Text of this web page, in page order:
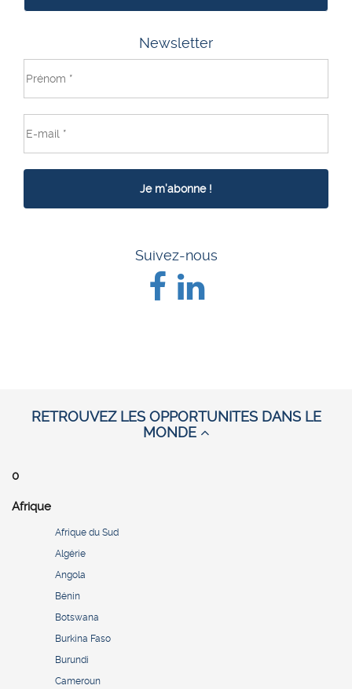
Newsletter
Suivez-nous
RETROUVEZ LES OPPORTUNITES DANS LE
MONDE
0
Afrique
Afrique du Sud
Algérie
Angola
Bénin
Botswana
Burkina Faso
Burundi
Cameroun